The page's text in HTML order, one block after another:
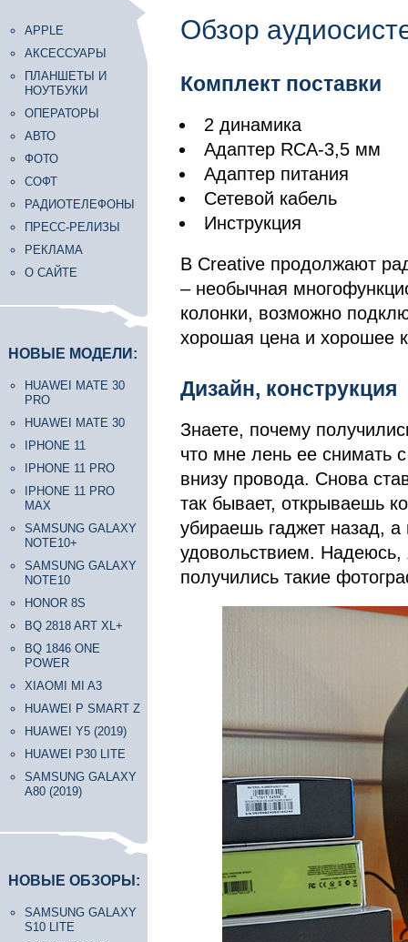
APPLE
АКСЕССУАРЫ
ПЛАНШЕТЫ И
НОУТБУКИ
ОПЕРАТОРЫ
АВТО
ФОТО
СОФТ
РАДИОТЕЛЕФОНЫ
ПРЕСС-РЕЛИЗЫ
РЕКЛАМА
О САЙТЕ
НОВЫЕ МОДЕЛИ:
HUAWEI MATE 30
PRO
HUAWEI MATE 30
IPHONE 11
IPHONE 11 PRO
IPHONE 11 PRO
MAX
SAMSUNG GALAXY
NOTE10+
SAMSUNG GALAXY
NOTE10
HONOR 8S
BQ 2818 ART XL+
BQ 1846 ONE
POWER
XIAOMI MI A3
HUAWEI P SMART Z
HUAWEI Y5 (2019)
HUAWEI P30 LITE
SAMSUNG GALAXY
A80 (2019)
НОВЫЕ ОБЗОРЫ:
SAMSUNG GALAXY
S10 LITE
Обзор
Комплект поставки
2 динамика
Адаптер RCA-3,5 мм
Адаптер питания
Сетевой кабель
Инструкция
В Creative продолжают
– необычная
колонки, возможно
хорошая цена и хорошее
Дизайн, конструкция
Знаете, почему
что мне лень ее снимать
внизу провода. Снова
так бывает, открываешь
убираешь гаджет назад,
удовольствием.
получились такие